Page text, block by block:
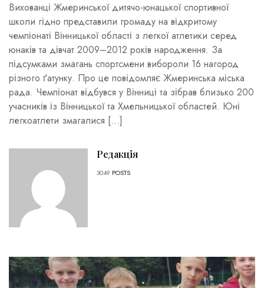
Вихованці Жмеринської дитячо-юнацької спортивної
школи гідно представили громаду на відкритому
чемпіонаті Вінницької області з легкої атлетики серед
юнаків та дівчат 2009–2012 років народження. За
підсумками змагань спортсмени вибороли 16 нагород
різного ґатунку. Про це повідомляє Жмеринська міська
рада. Чемпіонат відбувся у Вінниці та зібрав близько 200
учасників із Вінницької та Хмельницької областей. Юні
легкоатлети змагалися […]
Редакція
3049 POSTS